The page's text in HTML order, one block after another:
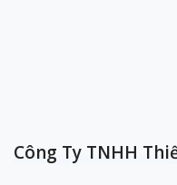
Công Ty TNHH